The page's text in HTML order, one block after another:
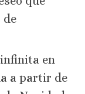
de
en
a partir de